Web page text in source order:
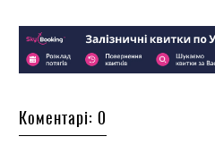
Коментарі: 0